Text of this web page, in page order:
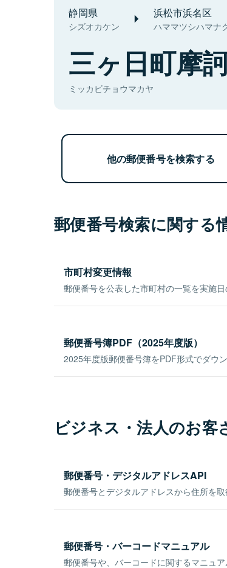
静岡県
シズオカケン
浜松市浜名区
ハママツシハマナ
三ヶ日町摩
ミッカビチョウマカヤ
他の郵便番号を検索する
郵便番号検索に関する
市町村変更情報
郵便番号を公表した市町村の一覧を実施日
郵便番号簿PDF（2025年度版）
2025年度版郵便番号簿をPDF形式でダウ
ビジネス・法人のお客
郵便番号・デジタルアドレスAPI
郵便番号とデジタルアドレスから住所を取
郵便番号・バーコードマニュアル
郵便番号や、バーコードに関するマニュア